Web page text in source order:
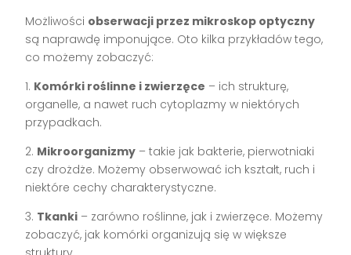
Możliwości obserwacji przez mikroskop optyczny
są naprawdę imponujące. Oto kilka przykładów tego,
co możemy zobaczyć:
1. Komórki roślinne i zwierzęce – ich strukturę,
organelle, a nawet ruch cytoplazmy w niektórych
przypadkach.
2. Mikroorganizmy – takie jak bakterie, pierwotniaki
czy drożdże. Możemy obserwować ich kształt, ruch i
niektóre cechy charakterystyczne.
3. Tkanki – zarówno roślinne, jak i zwierzęce. Możemy
zobaczyć, jak komórki organizują się w większe